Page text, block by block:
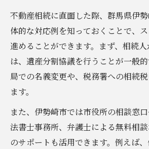
相続税申告が必要なケース
節税に役立つ不動産相続の
家族間トラブルを防ぐための相
家族間トラブル事例一覧と
遺言書作成がもたらす安心
不動産相続時に起きやすい
家族で共有名義を避けるた
不動産相続に直面した際、群馬県伊
体的な対応例を知っておくことで、
進めることができます。まず、相続
は、遺産分割協議を行うことが一般
局での名義変更や、税務署への相続
ます。
また、伊勢崎市では市役所の相談窓
法書士事務所、弁護士による無料相
のサポートも活用できます。例えば